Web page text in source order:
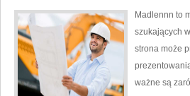
Madlennn to
szukających
strona może
ważne są